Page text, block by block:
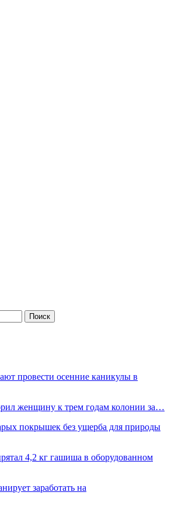
провести осенние каникулы в
женщину к трем годам колонии за…
покрышек без ущерба для природы
4,2 кг гашиша в оборудованном
заработать на